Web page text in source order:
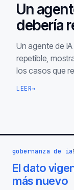
Un
debería
Un agente de
repetible,
los casos que
LEER→
gobernanza de ia
El dato
más nuevo